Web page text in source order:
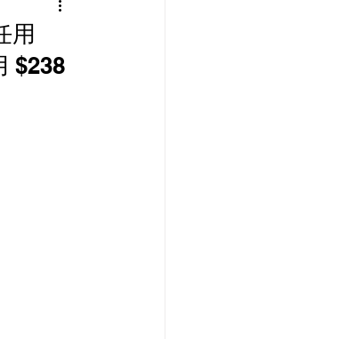
頻優惠
寬頻優惠
用
$238